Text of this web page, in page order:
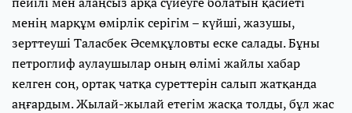
менің марқұм өмірлік серігім – күйші, жазушы,
зерттеуші Таласбек Әсемқұловты еске салады. Бұны
петроглиф аулаушылар оның өлімі жайлы хабар
келген соң, ортақ чатқа суреттерін салып жатқанда
аңғардым. Жылай-жылай етегім жасқа толды, бұл жас